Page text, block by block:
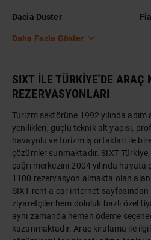
Dacia Duster
Daha Fazla Göster
SIXT İLE TÜRKİYE'DE ARAÇ
REZERVASYONLARI
Turizm sektörüne 1992 yılında
yenilikleri, güçlü teknik alt yapısı,
havayolu ve turizm iş ortakları ile
çözümler sunmaktadır. SIXT
çağrı merkezini 2004 yılında
1100 rezervasyon almakta olan
SIXT rent a car internet
ziyaretçiler hem doluluk bazlı özel
aynı zamanda hemen ödeme
kazanmaktadır. Araç kiralama ile